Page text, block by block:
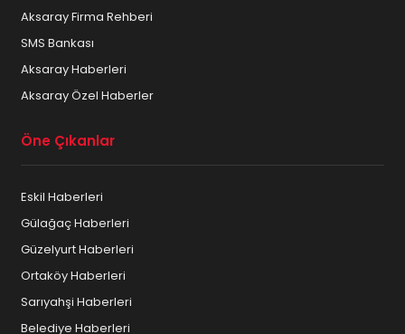
Aksaray Firma Rehberi
SMS Bankası
Aksaray Haberleri
Aksaray Özel Haberler
Öne Çıkanlar
Eskil Haberleri
Gülağaç Haberleri
Güzelyurt Haberleri
Ortaköy Haberleri
Sarıyahşi Haberleri
Belediye Haberleri